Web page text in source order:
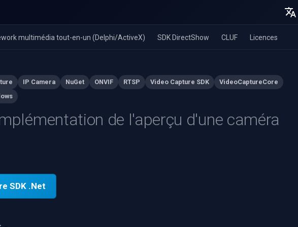
English
Français
multimédia tout-en-un (Delphi/ActiveX) SDK DirectShow CLUF Licences
IP Camera NuGet ONVIF RTSP Video Capture SDK
VideoCaptureCore
de l'aperçu d'une caméra
SDK .Net